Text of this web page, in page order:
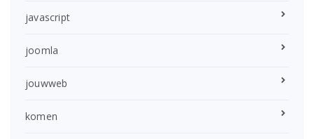
javascript
joomla
jouwweb
komen